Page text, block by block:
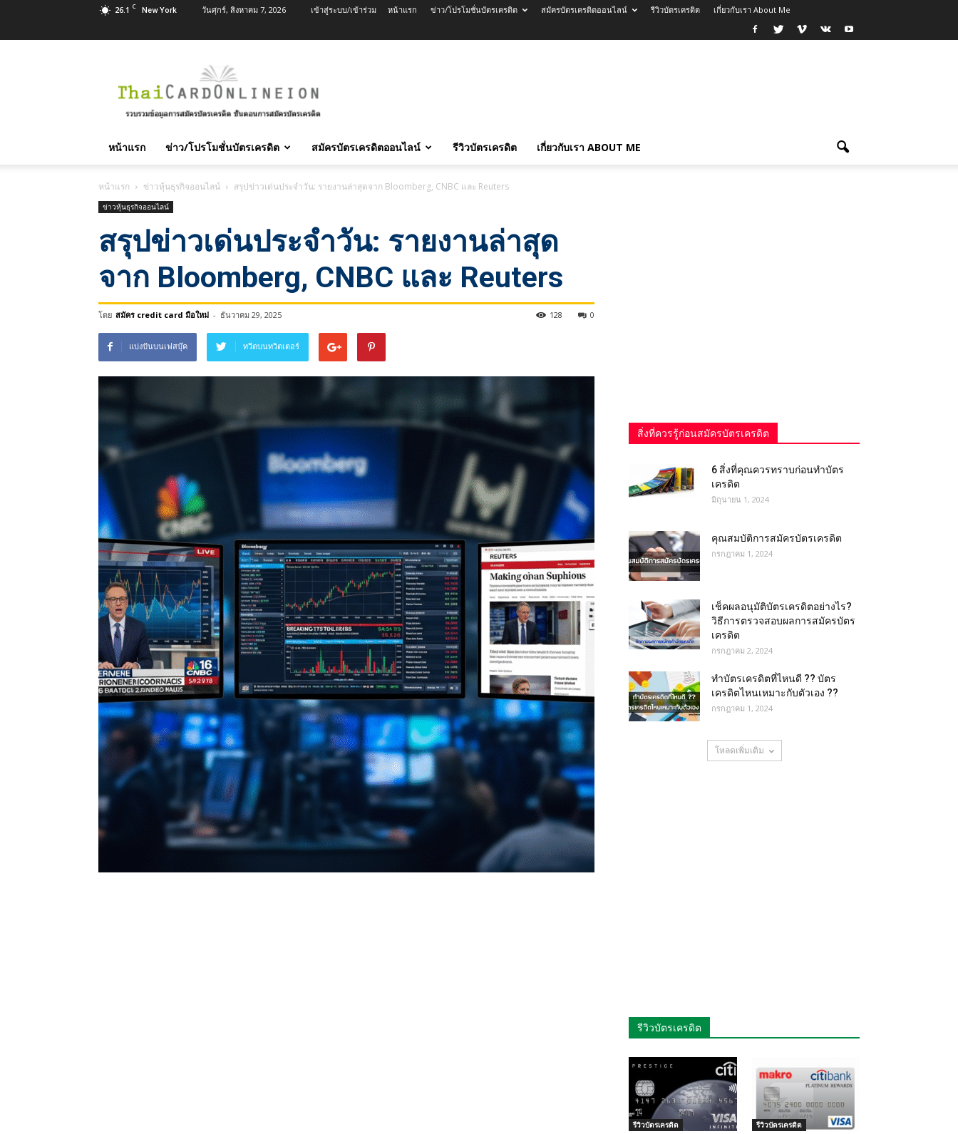
26.1 C New York วันศุกร์, สิงหาคม 7, 2026 เข้าสู่ระบบ/เข้าร่วม หน้าแรก ข่าว/โปรโมชั่นบัตรเครดิต สมัครบัตรเครดิตออนไลน์ รีวิวบัตรเครดิต เกี่ยวกับเรา About Me
เครดิต
บัตร
สิน
เชื่อ
บุคคล
ทุก
ธนาคาร
อนุมัติ
เร็ว
บริการ
ฟรี
หน้าแรก ข่าว/โปรโมชั่นบัตรเครดิต สมัครบัตรเครดิตออนไลน์ รีวิวบัตรเครดิต เกี่ยวกับเรา ABOUT ME
หน้าแรก ข่าวหุ้นธุรกิจออนไลน์ สรุปข่าวเด่นประจำวัน: รายงานล่าสุดจาก Bloomberg, CNBC และ Reuters
ข่าวหุ้นธุรกิจออนไลน์
สรุปข่าวเด่นประจำวัน: รายงานล่าสุด
จาก Bloomberg, CNBC และ Reuters
โดย สมัคร credit card มือใหม่ - ธันวาคม 29, 2025 0
128
แบ่งปันบนเฟสบุ๊ค ทวีตบนทวิตเตอร์
สิ่งที่ควรรู้ก่อนสมัครบัตรเครดิต
6 สิ่งที่คุณควรทราบก่อนทำบัตร
เครดิต
มิถุนายน 1, 2024
คุณสมบัติการสมัครบัตรเครดิต
กรกฎาคม 1, 2024
เช็คผลอนุมัติบัตรเครดิตอย่างไร?
วิธีการตรวจสอบผลการสมัครบัตร
เครดิต
กรกฎาคม 2, 2024
ทำบัตรเครดิตที่ไหนดี ?? บัตร
เครดิตไหนเหมาะกับตัวเอง ??
กรกฎาคม 1, 2024
โหลดเพิ่มเติม
รีวิวบัตรเครดิต
รีวิวบัตรเครดิต รีวิวบัตรเครดิต